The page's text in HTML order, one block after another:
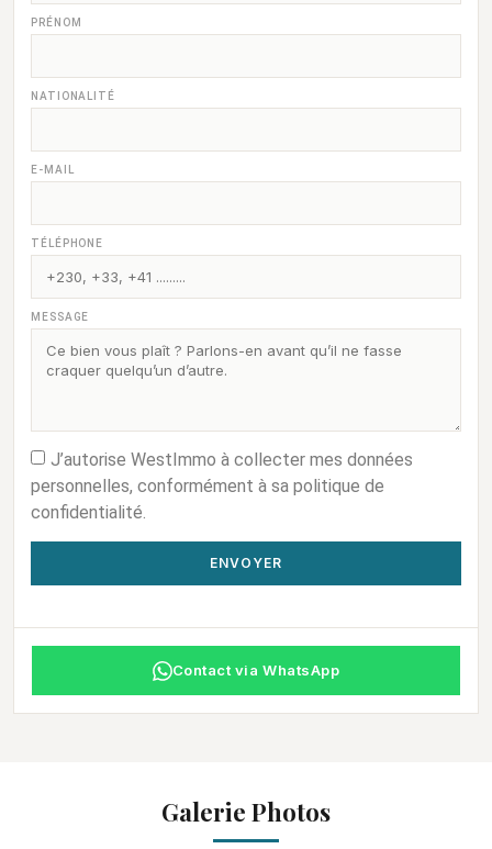
PRÉNOM
NATIONALITÉ
E-MAIL
TÉLÉPHONE
MESSAGE
J’autorise WestImmo à collecter mes données
personnelles, conformément à sa politique de
confidentialité.
ENVOYER
Contact via WhatsApp
Galerie Photos